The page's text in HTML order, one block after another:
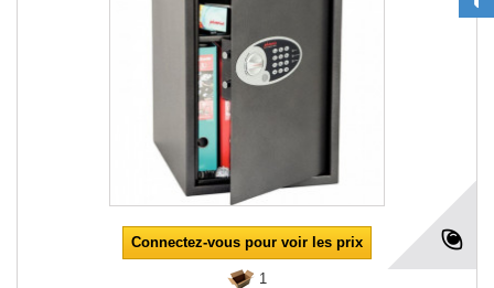
Connectez-vous pour voir les prix
1